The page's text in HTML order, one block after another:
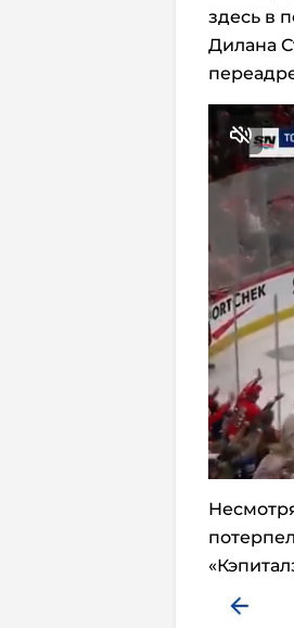
здесь в
Дилана